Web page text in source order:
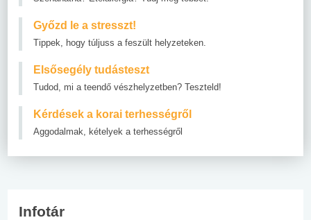
Győzd le a stresszt!
Tippek, hogy túljuss a feszült helyzeteken.
Elsősegély tudásteszt
Tudod, mi a teendő vészhelyzetben? Teszteld!
Kérdések a korai terhességről
Aggodalmak, kételyek a terhességről
Infotár